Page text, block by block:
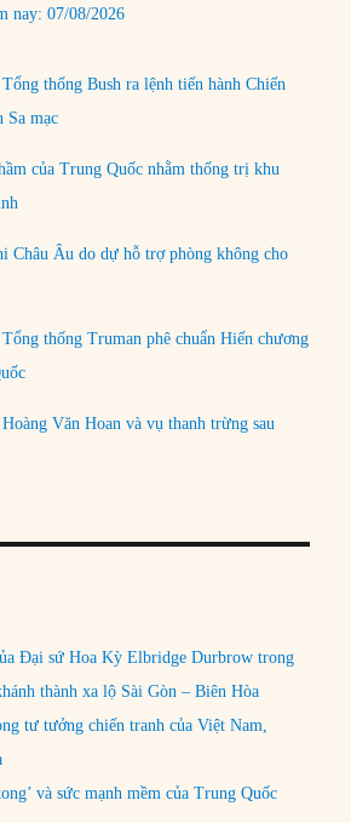
nay: 07/08/2026
thống Bush ra lệnh tiến hành Chiến
Sa mạc
của Trung Quốc nhằm thống trị khu
Châu Âu do dự hỗ trợ phòng không cho
thống Truman phê chuẩn Hiến chương
Văn Hoan và vụ thanh trừng sau
Đại sứ Hoa Kỳ Elbridge Durbrow trong
thành xa lộ Sài Gòn – Biên Hòa
tư tưởng chiến tranh của Việt Nam,
và sức mạnh mềm của Trung Quốc